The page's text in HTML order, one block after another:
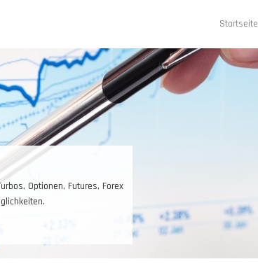
Startseite
Optionen, Futures, Forex